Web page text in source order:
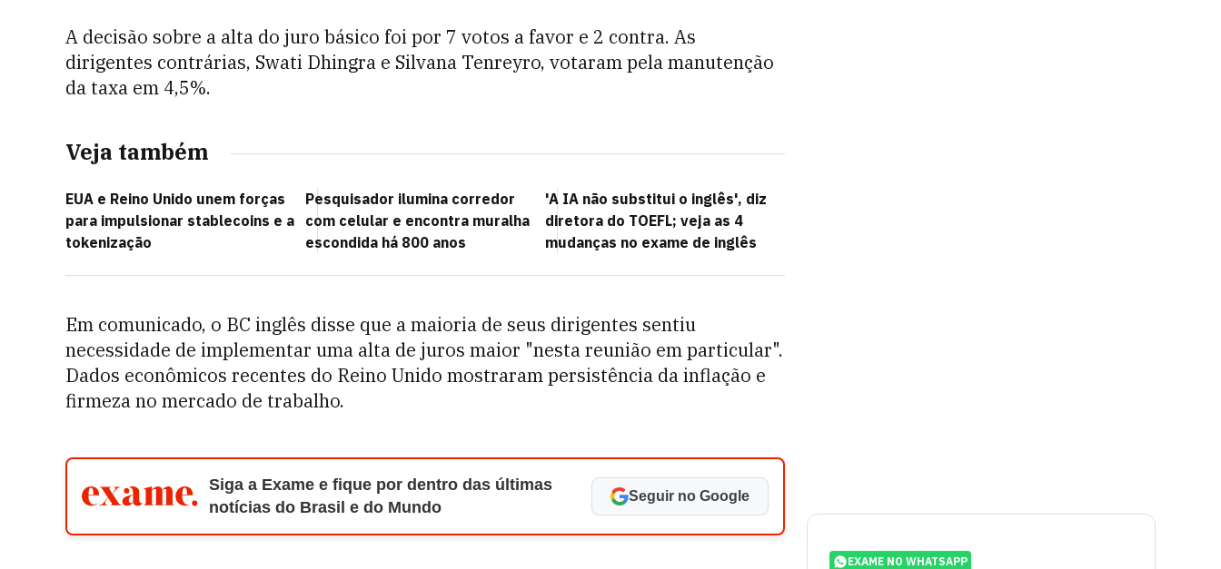
A decisão sobre a alta do juro básico foi por 7 votos a favor e 2 contra. As
dirigentes contrárias, Swati Dhingra e Silvana Tenreyro, votaram pela manutenção
da taxa em 4,5%.
Veja também
EUA e Reino Unido unem forças
para impulsionar stablecoins e a
tokenização
Pesquisador ilumina corredor
com celular e encontra muralha
escondida há 800 anos
'A IA não substitui o inglês', diz
diretora do TOEFL; veja as 4
mudanças no exame de inglês
Em comunicado, o BC inglês disse que a maioria de seus dirigentes sentiu
necessidade de implementar uma alta de juros maior "nesta reunião em particular".
Dados econômicos recentes do Reino Unido mostraram persistência da inflação e
firmeza no mercado de trabalho.
Siga a Exame e fique por dentro das últimas
notícias do Brasil e do Mundo
Seguir no Google
EXAME NO WHATSAPP